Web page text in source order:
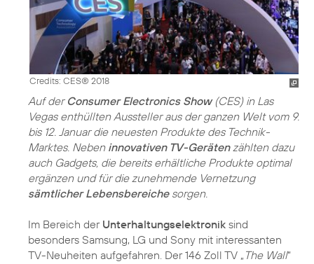
Credits: CES® 2018
Auf der Consumer Electronics Show(CES) in Las
Vegas enthüllten Aussteller aus der ganzen Welt vom 9.
bis 12. Januar die neuesten Produkte des Technik-
Marktes. Neben innovativen TV-Gerätenzählten dazu
auch Gadgets, die bereits erhältliche Produkte optimal
ergänzen und für die zunehmende Vernetzung
sämtlicher Lebensbereichesorgen.
Im Bereich der Unterhaltungselektronik sind
besonders Samsung, LG und Sony mit interessanten
TV-Neuheiten aufgefahren. Der 146 Zoll TV „ The Wall“